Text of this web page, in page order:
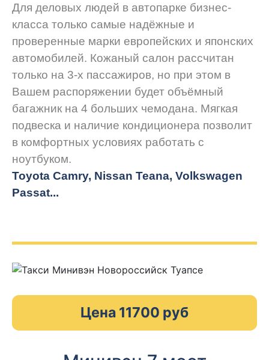
Для деловых людей в автопарке бизнес-
класса только самые надёжные и
проверенные марки европейских и японских
автомобилей. Кожаный салон рассчитан
только на 3-х пассажиров, но при этом в
Вашем распоряжении будет объёмный
багажник на 4 больших чемодана. Мягкая
подвеска и наличие кондиционера позволит
в комфортных условиях работать с
ноутбуком.
Toyota Camry, Nissan Teana, Volkswagen
Passat...
Цена 11700 руб